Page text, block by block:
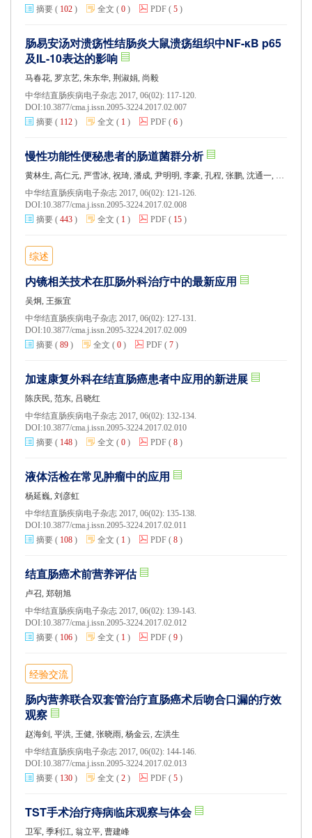
摘要 ( 102 ) 全文 ( 0 ) PDF ( 5 )
肠易安汤对溃疡性结肠炎大鼠溃疡组织中NF-κB p65
及IL-10表达的影响
马春花, 罗京艺, 朱东华, 荆淑娟, 尚毅
中华结直肠疾病电子杂志 2017, 06(02): 117-120.
DOI:10.3877/cma.j.issn.2095-3224.2017.02.007
摘要 ( 112 ) 全文 ( 1 ) PDF ( 6 )
慢性功能性便秘患者的肠道菌群分析
黄林生, 高仁元, 严雪冰, 祝琦, 潘成, 尹明明, 李豪, 孔程, 张鹏, 沈通一, 秦环龙
中华结直肠疾病电子杂志 2017, 06(02): 121-126.
DOI:10.3877/cma.j.issn.2095-3224.2017.02.008
摘要 ( 443 ) 全文 ( 1 ) PDF ( 15 )
综述
内镜相关技术在肛肠外科治疗中的最新应用
吴炯, 王振宜
中华结直肠疾病电子杂志 2017, 06(02): 127-131.
DOI:10.3877/cma.j.issn.2095-3224.2017.02.009
摘要 ( 89 ) 全文 ( 0 ) PDF ( 7 )
加速康复外科在结直肠癌患者中应用的新进展
陈庆民, 范东, 吕晓红
中华结直肠疾病电子杂志 2017, 06(02): 132-134.
DOI:10.3877/cma.j.issn.2095-3224.2017.02.010
摘要 ( 148 ) 全文 ( 0 ) PDF ( 8 )
液体活检在常见肿瘤中的应用
杨延巍, 刘彦虹
中华结直肠疾病电子杂志 2017, 06(02): 135-138.
DOI:10.3877/cma.j.issn.2095-3224.2017.02.011
摘要 ( 108 ) 全文 ( 1 ) PDF ( 8 )
结直肠癌术前营养评估
卢召, 郑朝旭
中华结直肠疾病电子杂志 2017, 06(02): 139-143.
DOI:10.3877/cma.j.issn.2095-3224.2017.02.012
摘要 ( 106 ) 全文 ( 1 ) PDF ( 9 )
经验交流
肠内营养联合双套管治疗直肠癌术后吻合口漏的疗效
观察
赵海剑, 平洪, 王健, 张晓雨, 杨金云, 左洪生
中华结直肠疾病电子杂志 2017, 06(02): 144-146.
DOI:10.3877/cma.j.issn.2095-3224.2017.02.013
摘要 ( 130 ) 全文 ( 2 ) PDF ( 5 )
TST手术治疗痔病临床观察与体会
卫军, 季利江, 翁立平, 曹建峰